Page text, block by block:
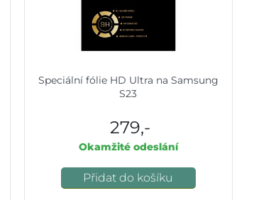
Speciální fólie HD Ultra na Samsung
S23
279,-
Okamžité odeslání
Přidat do košíku